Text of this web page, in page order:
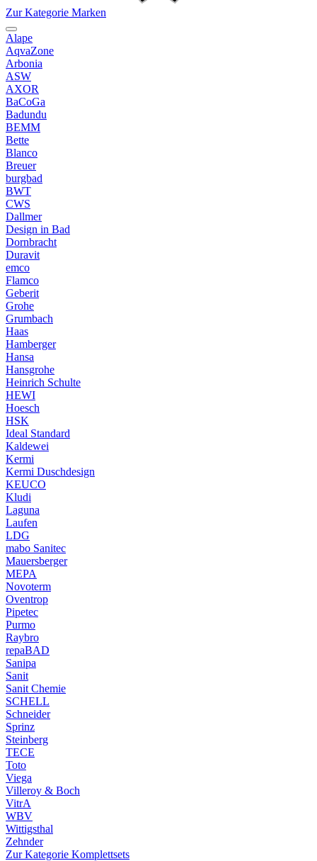
Zur Kategorie Marken
Alape
AqvaZone
Arbonia
ASW
AXOR
BaCoGa
Badundu
BEMM
Bette
Blanco
Breuer
burgbad
BWT
CWS
Dallmer
Design in Bad
Dornbracht
Duravit
emco
Flamco
Geberit
Grohe
Grumbach
Haas
Hamberger
Hansa
Hansgrohe
Heinrich Schulte
HEWI
Hoesch
HSK
Ideal Standard
Kaldewei
Kermi
Kermi Duschdesign
KEUCO
Kludi
Laguna
Laufen
LDG
mabo Sanitec
Mauersberger
MEPA
Novoterm
Oventrop
Pipetec
Purmo
Raybro
repaBAD
Sanipa
Sanit
Sanit Chemie
SCHELL
Schneider
Sprinz
Steinberg
TECE
Toto
Viega
Villeroy & Boch
VitrA
WBV
Wittigsthal
Zehnder
Zur Kategorie Komplettsets